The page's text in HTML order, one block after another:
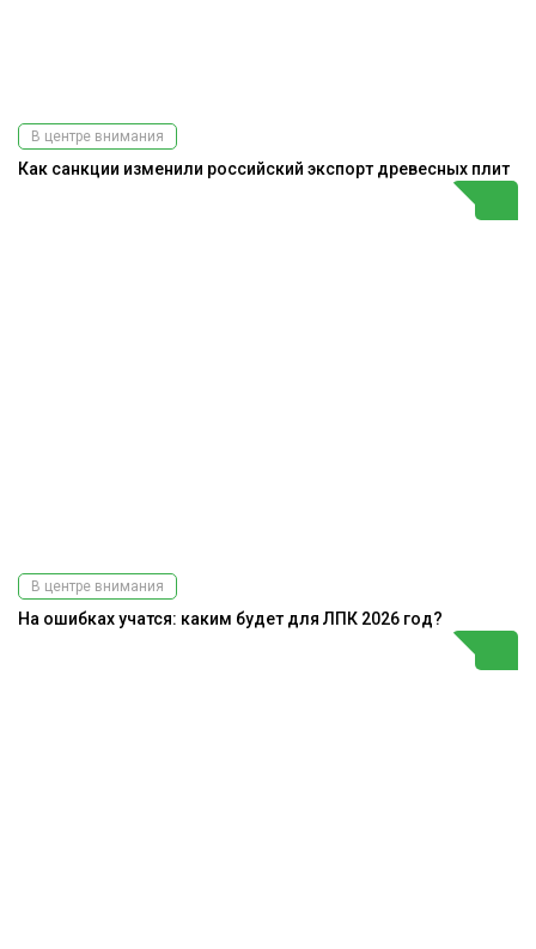
В центре внимания
Как санкции изменили российский экспорт древесных плит
В центре внимания
На ошибках учатся: каким будет для ЛПК 2026 год?